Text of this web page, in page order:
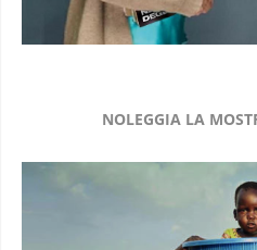
NOLEGGIA LA